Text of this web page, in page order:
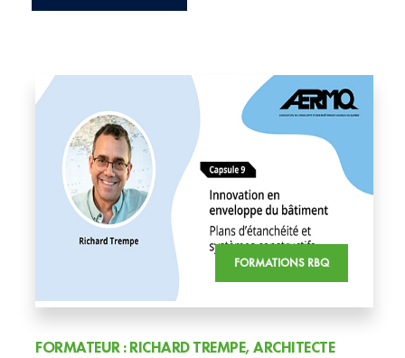
FORMATIONS RBQ
FORMATEUR : RICHARD TREMPE, ARCHITECTE